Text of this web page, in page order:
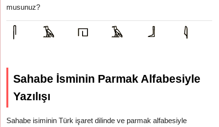
musunuz?
Sahabe İsminin Parmak Alfabesiyle
Yazılışı
Sahabe isiminin Türk işaret dilinde ve parmak alfabesiyle